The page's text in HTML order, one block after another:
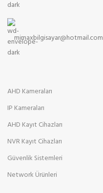
mimaxbilgisayar@hotmail.com
AHD Kameraları
IP Kameraları
AHD Kayıt Cihazları
NVR Kayıt Cihazları
Güvenlik Sistemleri
Network Ürünleri